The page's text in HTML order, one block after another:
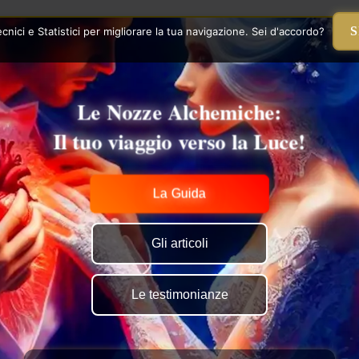
Le Nozze Alchemiche:
Il tuo viaggio verso la Luce!
La Guida
Gli articoli
Le testimonianze
e Statistici per migliorare la tua navigazione. Sei d'accordo?